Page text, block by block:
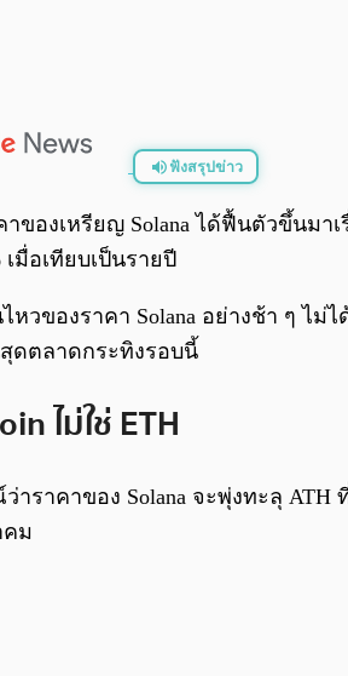
ฟังสรุปข่าว
ของเหรียญ Solana ได้ฟื้นตัวขึ้นมา
มื่อเทียบเป็นรายปี
หวของราคา Solana อย่างช้า ๆ
ดตลาดกระทิงรอบนี้
ไม่ใช่ ETH
าราคาของ Solana จะพุ่งทะลุ
คม